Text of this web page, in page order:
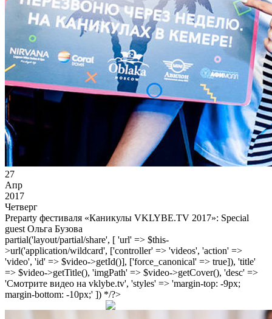
27
Апр
2017
Четверг
Preparty фестиваля «Каникулы VKLYBE.TV 2017»: Special
guest Ольга Бузова
partial('layout/partial/share', [ 'url' => $this-
>url('application/wildcard', ['controller' => 'videos', 'action' =>
'video', 'id' => $video->getId()], ['force_canonical' => true]), 'title'
=> $video->getTitle(), 'imgPath' => $video->getCover(), 'desc' =>
'Смотрите видео на vklybe.tv', 'styles' => 'margin-top: -9px;
margin-bottom: -10px;' ]) */?>